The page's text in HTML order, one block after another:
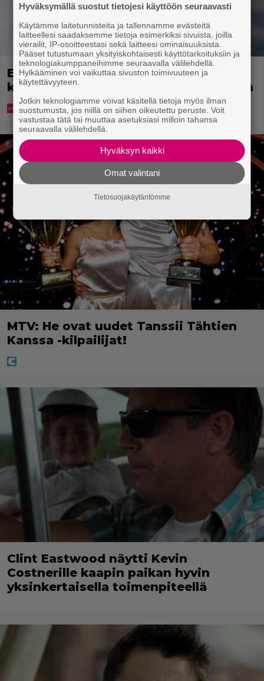
Ekaluokkalaisille jaetaan ilmainen
kotiavain – katso, mistä sen voi hakea
MTV: He ovat uudet Tanssii Tähtien
Kanssa -kilpailijat!
Clint Eastwood näytti Kevin
Costnerille kaapin paikan hyvin
yksinkertaisella toimenpiteellä
Hyväksymällä suostut tietojesi käyttöön seuraavasti
Käytämme laitetunnisteita ja tallennamme evästeitä
laitteellesi saadaksemme tietoja esimerkiksi sivuista, joilla
vierailit, IP-osoitteestasi sekä laitteesi ominaisuuksista.
Pääset tutustumaan yksityiskohtaisesti käyttötarkoituksiin ja
teknologiakumppaneihimme seuraavalla välilehdellä.
Hylkääminen voi vaikuttaa sivuston toimivuuteen ja
käytettävyyteen.
Jotkin teknologiamme voivat käsitellä tietoja myös ilman
suostumusta, jos niillä on siihen oikeutettu peruste. Voit
vastustaa tätä tai muuttaa asetuksiasi milloin tahansa
seuraavalla välilehdellä.
Hyväksyn kaikki
Omat valintani
Tietosuojakäytäntömme